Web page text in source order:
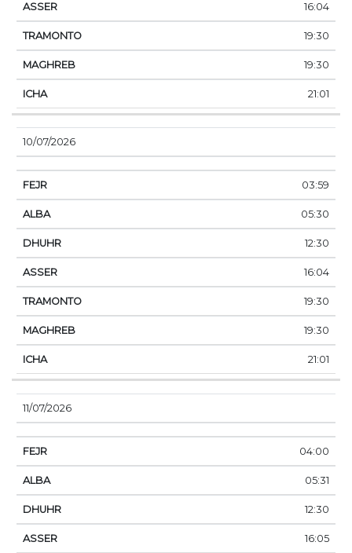
16:04
19:30
19:30
21:01
10/07/2026
03:59
05:30
12:30
16:04
19:30
19:30
21:01
11/07/2026
04:00
05:31
12:30
16:05